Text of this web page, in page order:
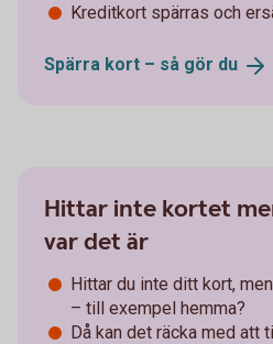
Kreditkort spärras och
Spärra kort – så gör du
Hittar inte kortet
var det är
Hittar du inte ditt kort,
– till exempel hemma?
Då kan det räcka med att